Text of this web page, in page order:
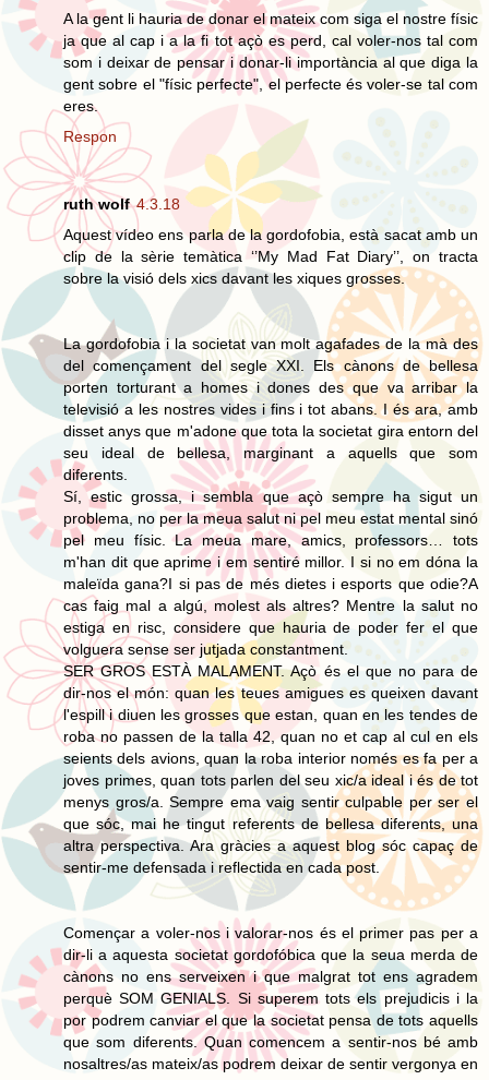
A la gent li hauria de donar el mateix com siga el nostre físic
ja que al cap i a la fi tot açò es perd, cal voler-nos tal com
som i deixar de pensar i donar-li importància al que diga la
gent sobre el "físic perfecte", el perfecte és voler-se tal com
eres.
Respon
ruth wolf 4.3.18
Aquest vídeo ens parla de la gordofobia, està sacat amb un
clip de la sèrie temàtica ‘’My Mad Fat Diary’’, on tracta
sobre la visió dels xics davant les xiques grosses.
La gordofobia i la societat van molt agafades de la mà des
del començament del segle XXI. Els cànons de bellesa
porten torturant a homes i dones des que va arribar la
televisió a les nostres vides i fins i tot abans. I és ara, amb
disset anys que m'adone que tota la societat gira entorn del
seu ideal de bellesa, marginant a aquells que som
diferents.
Sí, estic grossa, i sembla que açò sempre ha sigut un
problema, no per la meua salut ni pel meu estat mental sinó
pel meu físic. La meua mare, amics, professors… tots
m'han dit que aprime i em sentiré millor. I si no em dóna la
maleïda gana?I si pas de més dietes i esports que odie?A
cas faig mal a algú, molest als altres? Mentre la salut no
estiga en risc, considere que hauria de poder fer el que
volguera sense ser jutjada constantment.
SER GROS ESTÀ MALAMENT. Açò és el que no para de
dir-nos el món: quan les teues amigues es queixen davant
l'espill i diuen les grosses que estan, quan en les tendes de
roba no passen de la talla 42, quan no et cap al cul en els
seients dels avions, quan la roba interior només es fa per a
joves primes, quan tots parlen del seu xic/a ideal i és de tot
menys gros/a. Sempre ema vaig sentir culpable per ser el
que sóc, mai he tingut referents de bellesa diferents, una
altra perspectiva. Ara gràcies a aquest blog sóc capaç de
sentir-me defensada i reflectida en cada post.
Començar a voler-nos i valorar-nos és el primer pas per a
dir-li a aquesta societat gordofóbica que la seua merda de
cànons no ens serveixen i que malgrat tot ens agradem
perquè SOM GENIALS. Si superem tots els prejudicis i la
por podrem canviar el que la societat pensa de tots aquells
que som diferents. Quan comencem a sentir-nos bé amb
nosaltres/as mateix/as podrem deixar de sentir vergonya en